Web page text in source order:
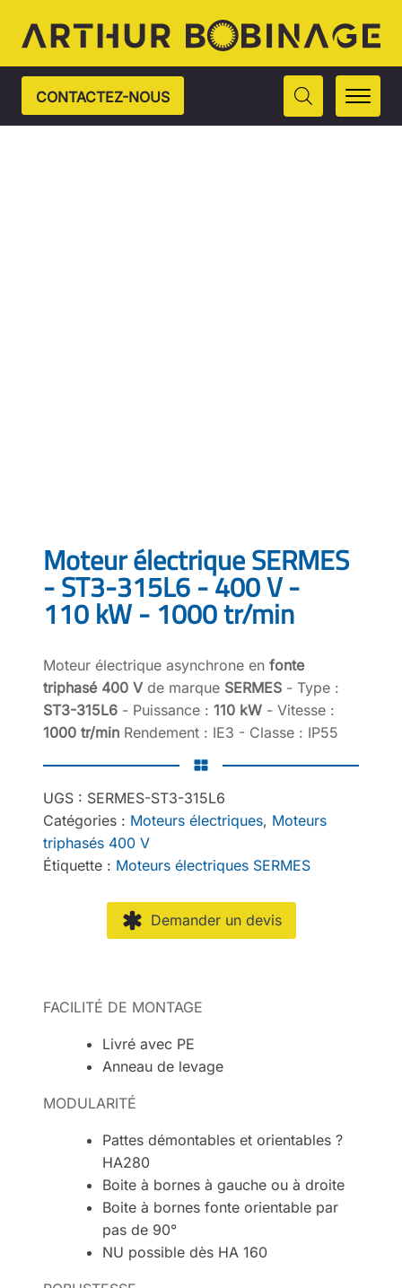
CONTACTEZ-NOUS
Moteur électrique SERMES
- ST3-315L6 - 400 V -
110 kW - 1000 tr/min
Moteur électrique asynchrone en fonte
triphasé 400 V de marque SERMES - Type :
ST3-315L6 - Puissance : 110 kW - Vitesse :
1000 tr/min Rendement : IE3 - Classe : IP55
UGS : SERMES-ST3-315L6
Catégories : Moteurs électriques, Moteurs
triphasés 400 V
Étiquette : Moteurs électriques SERMES
Demander un devis
FACILITÉ DE MONTAGE
Livré avec PE
Anneau de levage
MODULARITÉ
Pattes démontables et orientables ?
HA280
Boite à bornes à gauche ou à droite
Boite à bornes fonte orientable par
pas de 90°
NU possible dès HA 160